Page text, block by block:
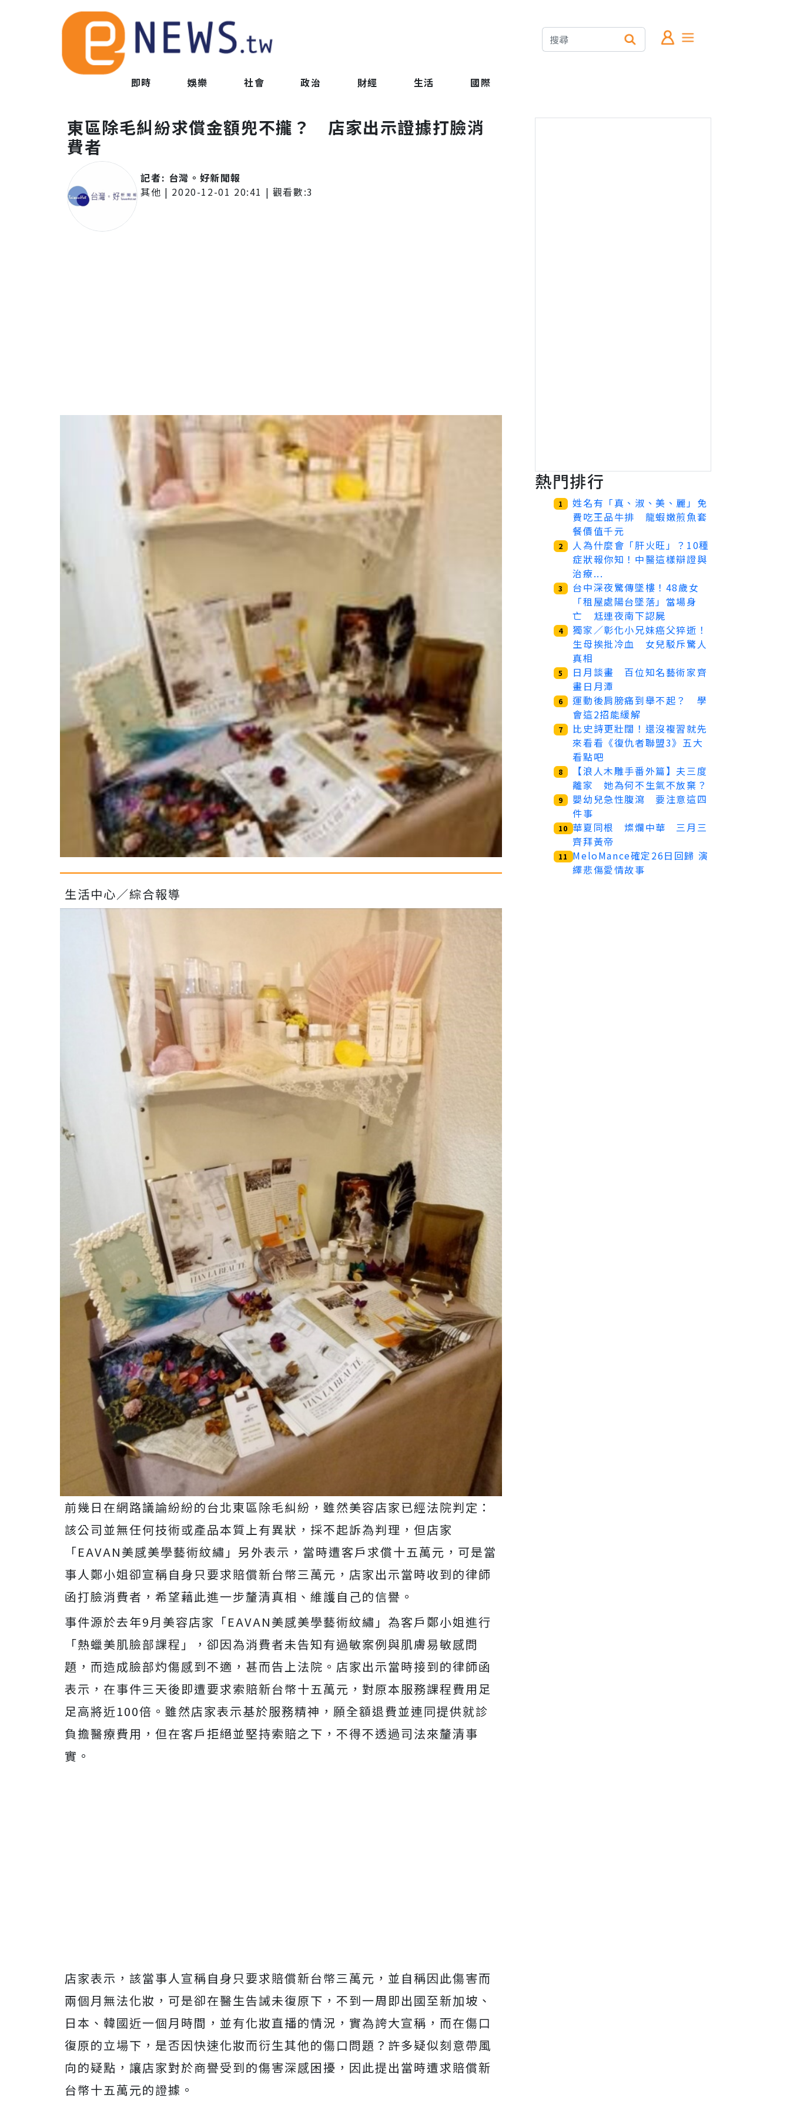
即時 娛樂 社會 政治 財經 生活 國際
東區除毛糾紛求償金額兜不攏？ 店家出示證據打臉消
費者
記者: 台灣。好新聞報
其他 | 2020-12-01 20:41 | 觀看數:3
生活中心／綜合報導
前幾日在網路議論紛紛的台北東區除毛糾紛，雖然美容店家已經法院判定：
該公司並無任何技術或產品本質上有異狀，採不起訴為判理，但店家
「EAVAN美感美學藝術紋繡」另外表示，當時遭客戶求償十五萬元，可是當
事人鄭小姐卻宣稱自身只要求賠償新台幣三萬元，店家出示當時收到的律師
函打臉消費者，希望藉此進一步釐清真相、維護自己的信譽。
事件源於去年9月美容店家「EAVAN美感美學藝術紋繡」為客戶鄭小姐進行
「熱蠟美肌臉部課程」，卻因為消費者未告知有過敏案例與肌膚易敏感問
題，而造成臉部灼傷感到不適，甚而告上法院。店家出示當時接到的律師函
表示，在事件三天後即遭要求索賠新台幣十五萬元，對原本服務課程費用足
足高將近100倍。雖然店家表示基於服務精神，願全額退費並連同提供就診
負擔醫療費用，但在客戶拒絕並堅持索賠之下，不得不透過司法來釐清事
實。
店家表示，該當事人宣稱自身只要求賠償新台幣三萬元，並自稱因此傷害而
兩個月無法化妝，可是卻在醫生告誡未復原下，不到一周即出國至新加坡、
日本、韓國近一個月時間，並有化妝直播的情況，實為誇大宣稱，而在傷口
復原的立場下，是否因快速化妝而衍生其他的傷口問題？許多疑似刻意帶風
向的疑點，讓店家對於商譽受到的傷害深感困擾，因此提出當時遭求賠償新
台幣十五萬元的證據。
熱門排行
1
姓名有「真、淑、美、麗」免
費吃王品牛排 龍蝦嫩煎魚套
餐價值千元
2
人為什麼會「肝火旺」？10種
症狀報你知！中醫這樣辯證與
治療...
3
台中深夜驚傳墜樓！48歲女
「租屋處陽台墜落」當場身
亡 尪連夜南下認屍
4
獨家／彰化小兄妹癌父猝逝！
生母挨批冷血 女兒駁斥驚人
真相
5
日月談畫 百位知名藝術家齊
畫日月潭
6
運動後肩膀痛到舉不起？ 學
會這2招能緩解
7
比史詩更壯闊！還沒複習就先
來看看《復仇者聯盟3》五大
看點吧
8
【浪人木雕手番外篇】夫三度
離家 她為何不生氣不放棄？
9
嬰幼兒急性腹瀉 要注意這四
件事
10 華夏同根 燦爛中華 三月三
齊拜黃帝
11
MeloMance確定26日回歸 演
繹悲傷愛情故事